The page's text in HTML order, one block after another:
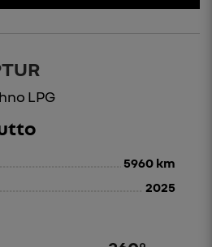
LPG
5960 km
2025